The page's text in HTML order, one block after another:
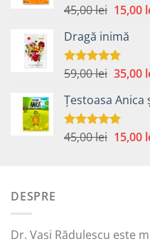
Evaluat la
45,00lei Prețul
a
fost:
45,00
15,00
Dragă inimă
Evaluat la
59,00lei Prețul
a
fost:
59,00
35,00
Țestoasa Anica
Evaluat la
45,00lei Prețul
15,00
DESPRE
Dr. Vasi Rădulescu este